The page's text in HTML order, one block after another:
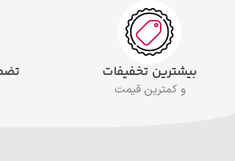
بیشترین تخفیفات
و کمترین قیمت